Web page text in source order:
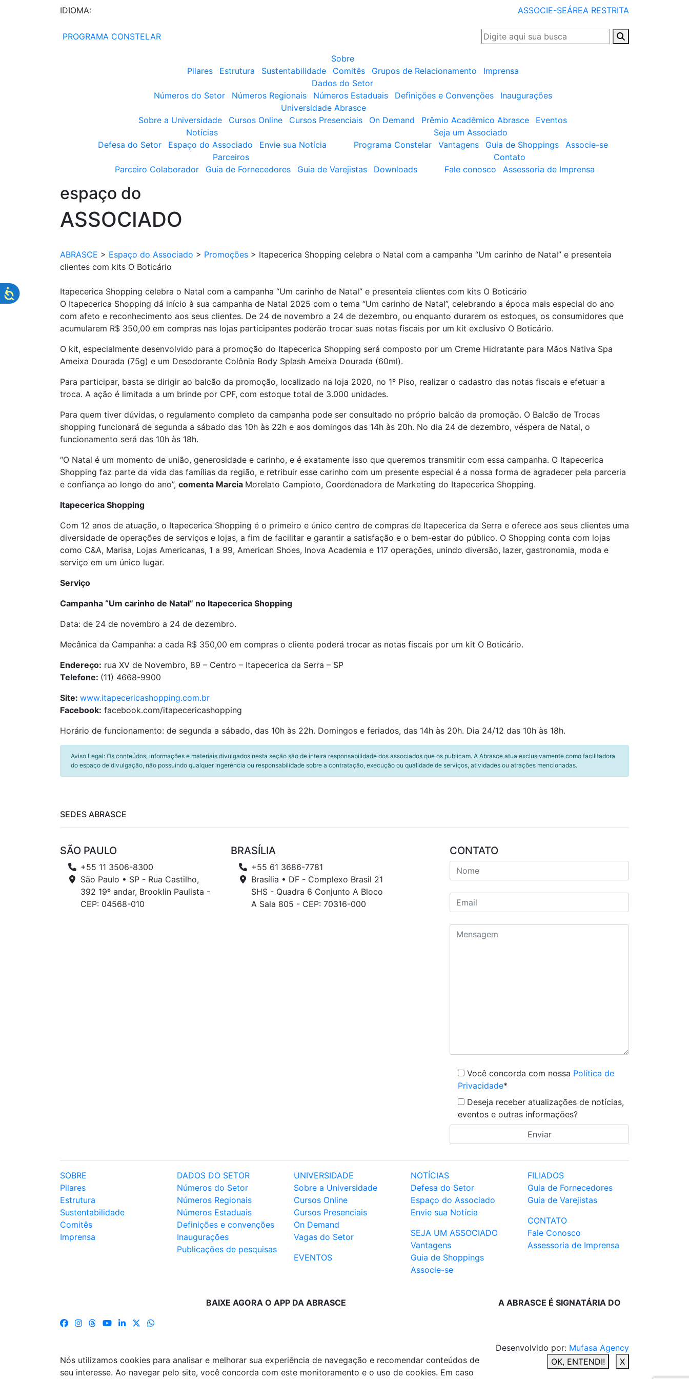
IDIOMA: ASSOCIE-SEÁREA RESTRITA
PROGRAMA CONSTELAR
Sobre
Pilares
Estrutura Sustentabilidade Comitês Grupos de Relacionamento
Imprensa
Dados do Setor
Números do Setor
Números Regionais Números Estaduais Definições e Convenções
Inaugurações
Universidade Abrasce
Sobre a Universidade
Cursos Online Cursos Presenciais On Demand Prêmio Acadêmico Abrasce
Eventos
Notícias
Defesa do Setor
Espaço do Associado Envie sua Notícia
Seja um Associado
Programa Constelar
Vantagens Guia de Shoppings
Associe-se
Parceiros
Parceiro Colaborador
Guia de Fornecedores Guia de Varejistas Downloads
Contato
Fale conosco
Assessoria de Imprensa
espaço do
ASSOCIADO
ABRASCE > Espaço do Associado > Promoções > Itapecerica Shopping celebra o Natal com a campanha “Um carinho de Natal” e presenteia
clientes com kits O Boticário
Itapecerica Shopping celebra o Natal com a campanha “Um carinho de Natal” e presenteia clientes com kits O Boticário
O Itapecerica Shopping dá início à sua campanha de Natal 2025 com o tema “Um carinho de Natal”, celebrando a época mais especial do ano
com afeto e reconhecimento aos seus clientes. De 24 de novembro a 24 de dezembro, ou enquanto durarem os estoques, os consumidores que
acumularem R$ 350,00 em compras nas lojas participantes poderão trocar suas notas fiscais por um kit exclusivo O Boticário.
O kit, especialmente desenvolvido para a promoção do Itapecerica Shopping será composto por um Creme Hidratante para Mãos Nativa Spa
Ameixa Dourada (75g) e um Desodorante Colônia Body Splash Ameixa Dourada (60ml).
Para participar, basta se dirigir ao balcão da promoção, localizado na loja 2020, no 1º Piso, realizar o cadastro das notas fiscais e efetuar a
troca. A ação é limitada a um brinde por CPF, com estoque total de 3.000 unidades.
Para quem tiver dúvidas, o regulamento completo da campanha pode ser consultado no próprio balcão da promoção. O Balcão de Trocas
shopping funcionará de segunda a sábado das 10h às 22h e aos domingos das 14h às 20h. No dia 24 de dezembro, véspera de Natal, o
funcionamento será das 10h às 18h.
“O Natal é um momento de união, generosidade e carinho, e é exatamente isso que queremos transmitir com essa campanha. O Itapecerica
Shopping faz parte da vida das famílias da região, e retribuir esse carinho com um presente especial é a nossa forma de agradecer pela parceria
e confiança ao longo do ano”, comenta Marcia Morelato Campioto, Coordenadora de Marketing do Itapecerica Shopping.
Itapecerica Shopping
Com 12 anos de atuação, o Itapecerica Shopping é o primeiro e único centro de compras de Itapecerica da Serra e oferece aos seus clientes uma
diversidade de operações de serviços e lojas, a fim de facilitar e garantir a satisfação e o bem-estar do público. O Shopping conta com lojas
como C&A, Marisa, Lojas Americanas, 1 a 99, American Shoes, Inova Academia e 117 operações, unindo diversão, lazer, gastronomia, moda e
serviço em um único lugar.
Serviço
Campanha “Um carinho de Natal” no Itapecerica Shopping
Data: de 24 de novembro a 24 de dezembro.
Mecânica da Campanha: a cada R$ 350,00 em compras o cliente poderá trocar as notas fiscais por um kit O Boticário.
Endereço: rua XV de Novembro, 89 – Centro – Itapecerica da Serra – SP
Telefone: (11) 4668-9900
Site: www.itapecericashopping.com.br
Facebook: facebook.com/itapecericashopping
Horário de funcionamento: de segunda a sábado, das 10h às 22h. Domingos e feriados, das 14h às 20h. Dia 24/12 das 10h às 18h.
Aviso Legal: Os conteúdos, informações e materiais divulgados nesta seção são de inteira responsabilidade dos associados que os publicam. A Abrasce atua exclusivamente como facilitadora
do espaço de divulgação, não possuindo qualquer ingerência ou responsabilidade sobre a contratação, execução ou qualidade de serviços, atividades ou atrações mencionadas.
SEDES ABRASCE
SÃO PAULO
+55 11 3506-8300
São Paulo • SP - Rua Castilho,
392 19º andar, Brooklin Paulista -
CEP: 04568-010
BRASÍLIA
+55 61 3686-7781
Brasília • DF - Complexo Brasil 21
SHS - Quadra 6 Conjunto A Bloco
A Sala 805 - CEP: 70316-000
CONTATO
Você concorda com nossa Política de
Privacidade*
Deseja receber atualizações de notícias,
eventos e outras informações?
SOBRE
Pilares
Estrutura
Sustentabilidade
Comitês
Imprensa
DADOS DO SETOR
Números do Setor
Números Regionais
Números Estaduais
Definições e convenções
Inaugurações
Publicações de pesquisas
UNIVERSIDADE
Sobre a Universidade
Cursos Online
Cursos Presenciais
On Demand
Vagas do Setor
EVENTOS
NOTÍCIAS
Defesa do Setor
Espaço do Associado
Envie sua Notícia
SEJA UM ASSOCIADO
Vantagens
Guia de Shoppings
Associe-se
FILIADOS
Guia de Fornecedores
Guia de Varejistas
CONTATO
Fale Conosco
Assessoria de Imprensa
BAIXE AGORA O APP DA ABRASCE A ABRASCE É SIGNATÁRIA DO
Desenvolvido por: Mufasa Agency
Nós utilizamos cookies para analisar e melhorar sua experiência de navegação e recomendar conteúdos de
seu interesse. Ao navegar pelo site, você concorda com este monitoramento e o uso de cookies. Em caso
OK, ENTENDI! X